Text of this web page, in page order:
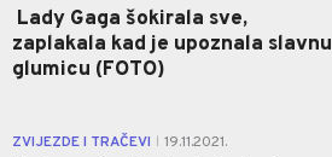
Lady Gaga šokirala sve,
zaplakala kad je upoznala slavnu
glumicu (FOTO)
ZVIJEZDE I TRAČEVI 19.11.2021.